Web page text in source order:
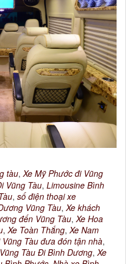
tàu, Xe Mỹ Phước đi Vũng
Vũng Tàu, Limousine Bình
, số điện thoại xe
Vũng Tàu, Xe khách
đến Vũng Tàu, Xe Hoa
, Xe Toàn Thắng, Xe Nam
Vũng Tàu đưa đón tận nhà,
Tàu Đi Bình Dương, Xe